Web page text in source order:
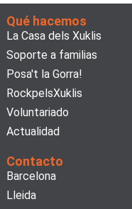
Qué hacemos
La Casa dels Xuklis
Soporte a familias
Posa't la Gorra!
RockpelsXuklis
Voluntariado
Actualidad
Contacto
Barcelona
Lleida